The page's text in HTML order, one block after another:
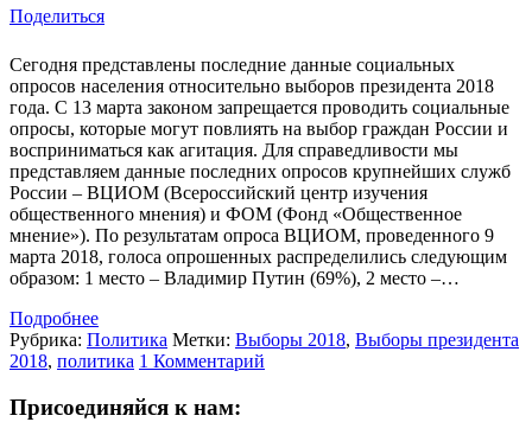
Поделиться
Сегодня представлены последние данные социальных
опросов населения относительно выборов президента 2018
года. С 13 марта законом запрещается проводить социальные
опросы, которые могут повлиять на выбор граждан России и
восприниматься как агитация. Для справедливости мы
представляем данные последних опросов крупнейших служб
России – ВЦИОМ (Всероссийский центр изучения
общественного мнения) и ФОМ (Фонд «Общественное
мнение»). По результатам опроса ВЦИОМ, проведенного 9
марта 2018, голоса опрошенных распределились следующим
образом: 1 место – Владимир Путин (69%), 2 место –…
Подробнее
Рубрика: Политика Метки: Выборы 2018, Выборы президента
2018, политика 1 Комментарий
Присоединяйся к нам: